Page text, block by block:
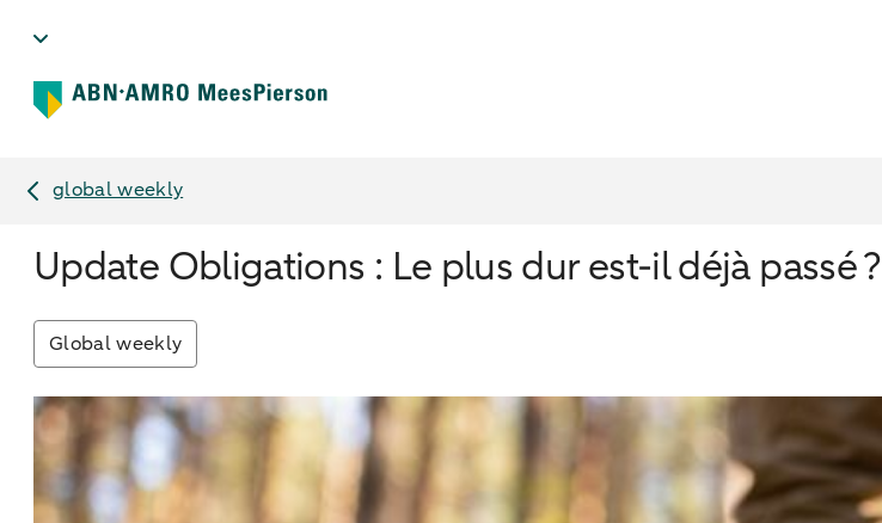
global weekly
Update Obligations : Le plus dur est-il déjà passé ?
Global weekly